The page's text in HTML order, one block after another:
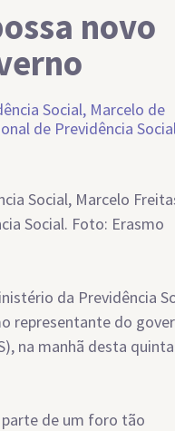
novo
Social, Marcelo
Social. Foto: Erasmo
da Previdência
representante do
na manhã desta
de um foro tão